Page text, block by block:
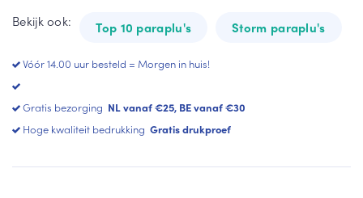
u
Op
ba
re
Vie
pl
pa
ra
u
OR
All
Sq
Bekijk ook:
Top 10 paraplu's Storm paraplu's
Vóór 14.00 uur besteld = Morgen in huis!
Gratis bezorging NL vanaf €25, BE vanaf €30
Hoge kwaliteit bedrukking Gratis drukproef